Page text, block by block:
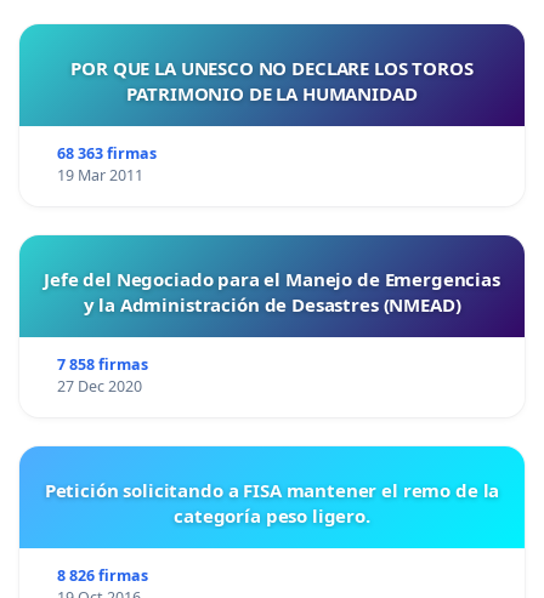
POR QUE LA UNESCO NO DECLARE LOS TOROS
PATRIMONIO DE LA HUMANIDAD
68 363 firmas
19 Mar 2011
Jefe del Negociado para el Manejo de Emergencias
y la Administración de Desastres (NMEAD)
7 858 firmas
27 Dec 2020
Petición solicitando a FISA mantener el remo de la
categoría peso ligero.
8 826 firmas